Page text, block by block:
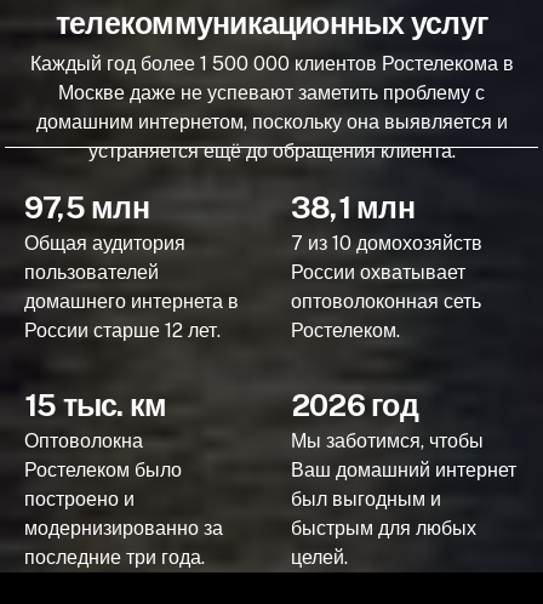
телекоммуникационных услуг
Каждый год более 1 500 000 клиентов Ростелекома в
Москве даже не успевают заметить проблему с
домашним интернетом, поскольку она выявляется и
устраняется ещё до обращения клиента.
97,5 млн
Общая аудитория
пользователей
домашнего интернета в
России старше 12 лет.
38,1 млн
7 из 10 домохозяйств
России охватывает
оптоволоконная сеть
Ростелеком.
15 тыс. км
Оптоволокна
Ростелеком было
построено и
модернизированно за
последние три года.
2026 год
Мы заботимся, чтобы
Ваш домашний интернет
был выгодным и
быстрым для любых
целей.